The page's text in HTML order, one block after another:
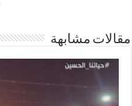
مقالات مشابهة